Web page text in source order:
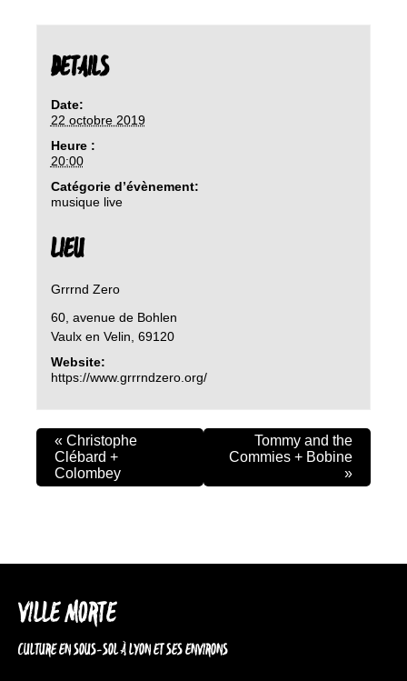
DETAILS
Date:
22 octobre 2019
Heure :
20:00
Catégorie d’évènement:
musique live
LIEU
Grrrnd Zero
60, avenue de Bohlen
Vaulx en Velin 69120
Website:
https://www.grrrndzero.org/
« Christophe
Clébard +
Colombey
Tommy and the
Commies + Bobine
»
VILLE MORTE
CULTURE EN SOUS-SOL À LYON ET SES ENVIRONS